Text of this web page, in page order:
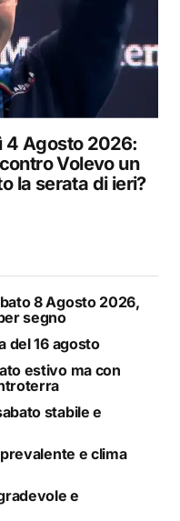
4 Agosto 2026:
Volevo un
la serata di ieri?
8 Agosto 2026,
segno
del 16 agosto
estivo ma con
stabile e
e clima
e